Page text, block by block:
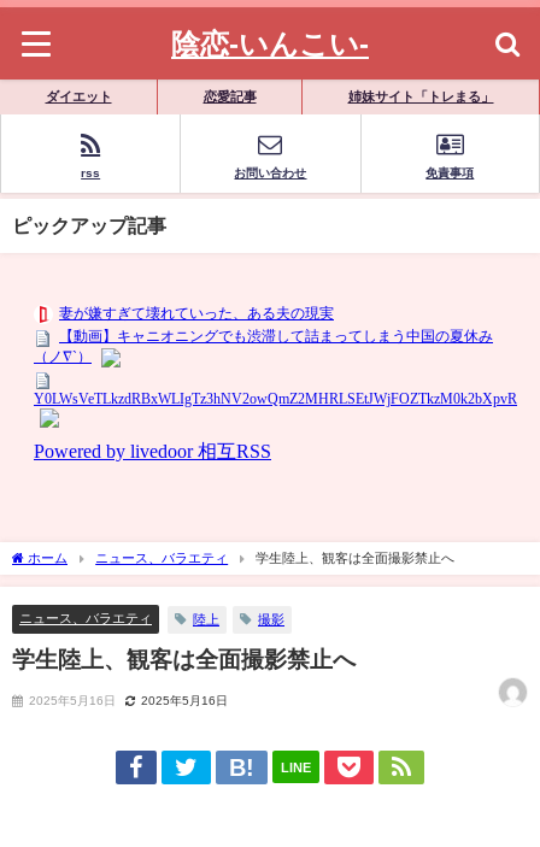
陰恋-いんこい-
ダイエット 恋愛記事 姉妹サイト「トレまる」
rss お問い合わせ 免責事項
ピックアップ記事
ホーム ニュース、バラエティ 学生陸上、観客は全面撮影禁止へ
ニュース、バラエティ 陸上 撮影
学生陸上、観客は全面撮影禁止へ
2025年5月16日 2025年5月16日
LINE